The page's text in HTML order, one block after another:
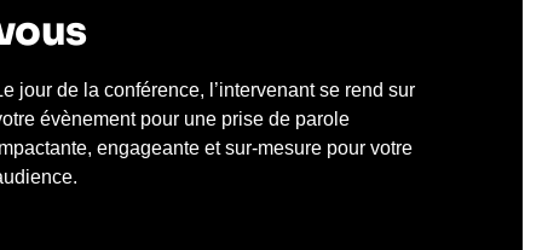
jour de la conférence, l’intervenant se rend sur
évènement pour une prise de parole
engageante et sur-mesure pour votre